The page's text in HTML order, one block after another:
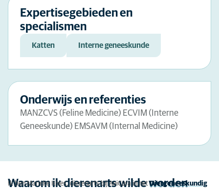
Expertisegebieden en
specialismen
Katten Interne geneeskunde
Onderwijs en referenties
MANZCVS (Feline Medicine) ECVIM (Interne
Geneeskunde) EMSAVM (Internal Medicine)
Waarom ik dierenarts wilde worden
Ik ben Marieke Knies, dierenarts bij AniCura in hetDiergeneeskundig